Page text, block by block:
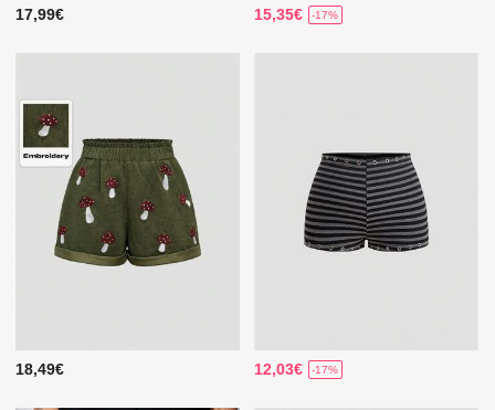
17,99€ 15,35€ -17%
18,49€ 12,03€ -17%